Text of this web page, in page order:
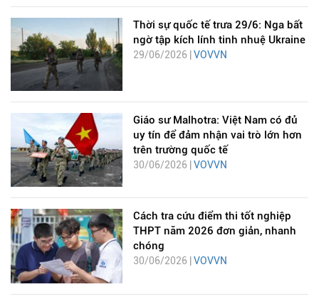
Thời sự quốc tế trưa 29/6: Nga bất
ngờ tập kích lính tinh nhuệ Ukraine
29/06/2026 | VOVVN
Giáo sư Malhotra: Việt Nam có đủ
uy tín để đảm nhận vai trò lớn hơn
trên trường quốc tế
30/06/2026 | VOVVN
Cách tra cứu điểm thi tốt nghiệp
THPT năm 2026 đơn giản, nhanh
chóng
30/06/2026 | VOVVN